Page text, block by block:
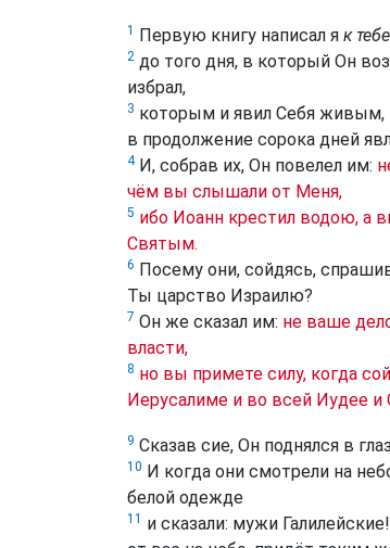
1 Первую книгу написал я к тебе
2 до того дня, в который Он
избрал,
3 которым и явил Себя живым,
в продолжение сорока дней
4И, собрав их, Он повелел им:
чём вы слышали от Меня,
5 ибо Иоанн крестил водою, а
Святым.
6 Посему они, сойдясь,
Ты царство Израилю?
7 Он же сказал им: не ваше
власти,
8 но вы примете силу, когда
Иерусалиме и во всей Иудее и
9 Сказав сие, Он поднялся в
10 И когда они смотрели на
белой одежде
11 и сказали: мужи